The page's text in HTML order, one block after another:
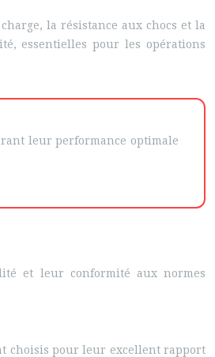
la résistance aux chocs et la
essentielles pour les opérations
leur performance optimale
et leur conformité aux normes
choisis pour leur excellent rapport